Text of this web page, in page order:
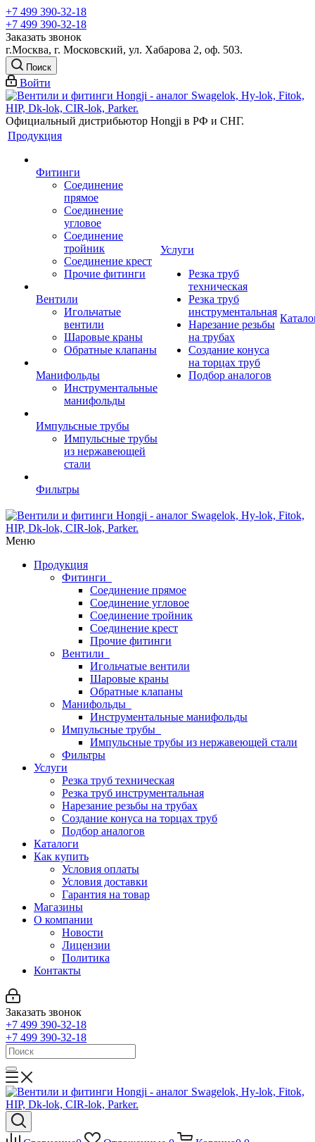
+7 499 390-32-18
+7 499 390-32-18
Заказать звонок
г.Москва, г. Московский, ул. Хабарова 2, оф. 503.
Поиск
Войти
Официальный дистрибьютор Hongji в РФ и СНГ.
Продукция
Фитинги
Соединение
прямое
Соединение
угловое
Соединение
тройник
Соединение крест
Прочие фитинги
Вентили
Игольчатые
вентили
Шаровые краны
Обратные клапаны
Манифольды
Инструментальные
манифольды
Импульсные трубы
Импульсные трубы
из нержавеющей
стали
Фильтры
Услуги
Резка труб
техническая
Резка труб
инструментальная
Нарезание резьбы
на трубах
Создание конуса
на торцах труб
Подбор аналогов
Меню
Продукция
Фитинги
Соединение прямое
Соединение угловое
Соединение тройник
Соединение крест
Прочие фитинги
Вентили
Игольчатые вентили
Шаровые краны
Обратные клапаны
Манифольды
Инструментальные манифольды
Импульсные трубы
Импульсные трубы из нержавеющей стали
Фильтры
Услуги
Резка труб техническая
Резка труб инструментальная
Нарезание резьбы на трубах
Создание конуса на торцах труб
Подбор аналогов
Каталоги
Как купить
Условия оплаты
Условия доставки
Гарантия на товар
Магазины
О компании
Новости
Лицензии
Политика
Контакты
Заказать звонок
+7 499 390-32-18
+7 499 390-32-18